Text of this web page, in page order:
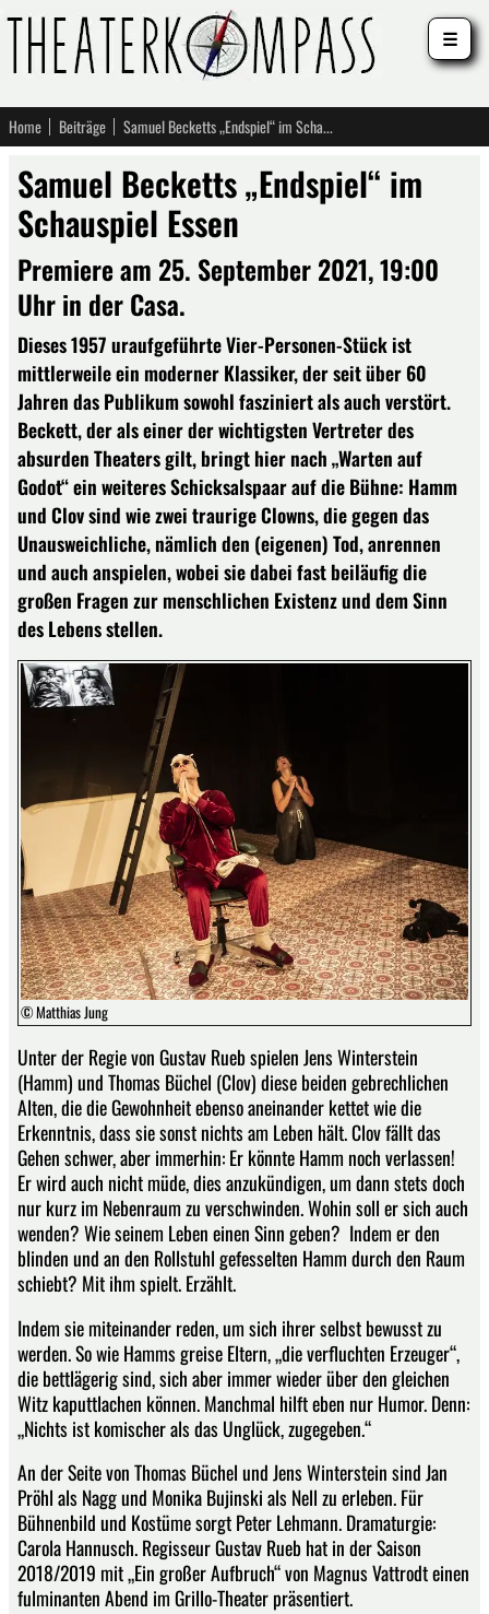
Home Beiträge Samuel Becketts „Endspiel“ im Schauspiel Essen
Samuel Becketts „Endspiel“ im
Schauspiel Essen
Premiere am 25. September 2021, 19:00
Uhr in der Casa.
Dieses 1957 uraufgeführte Vier-Personen-Stück ist
mittlerweile ein moderner Klassiker, der seit über 60
Jahren das Publikum sowohl fasziniert als auch verstört.
Beckett, der als einer der wichtigsten Vertreter des
absurden Theaters gilt, bringt hier nach „Warten auf
Godot“ ein weiteres Schicksalspaar auf die Bühne: Hamm
und Clov sind wie zwei traurige Clowns, die gegen das
Unausweichliche, nämlich den (eigenen) Tod, anrennen
und auch anspielen, wobei sie dabei fast beiläufig die
großen Fragen zur menschlichen Existenz und dem Sinn
des Lebens stellen.
© Matthias Jung
Unter der Regie von Gustav Rueb spielen Jens Winterstein
(Hamm) und Thomas Büchel (Clov) diese beiden gebrechlichen
Alten, die die Gewohnheit ebenso aneinander kettet wie die
Erkenntnis, dass sie sonst nichts am Leben hält. Clov fällt das
Gehen schwer, aber immerhin: Er könnte Hamm noch verlassen!
Er wird auch nicht müde, dies anzukündigen, um dann stets doch
nur kurz im Nebenraum zu verschwinden. Wohin soll er sich auch
wenden? Wie seinem Leben einen Sinn geben? Indem er den
blinden und an den Rollstuhl gefesselten Hamm durch den Raum
schiebt? Mit ihm spielt. Erzählt.
Indem sie miteinander reden, um sich ihrer selbst bewusst zu
werden. So wie Hamms greise Eltern, „die verfluchten Erzeuger“,
die bettlägerig sind, sich aber immer wieder über den gleichen
Witz kaputtlachen können. Manchmal hilft eben nur Humor. Denn:
„Nichts ist komischer als das Unglück, zugegeben.“
An der Seite von Thomas Büchel und Jens Winterstein sind Jan
Pröhl als Nagg und Monika Bujinski als Nell zu erleben. Für
Bühnenbild und Kostüme sorgt Peter Lehmann. Dramaturgie:
Carola Hannusch. Regisseur Gustav Rueb hat in der Saison
2018/2019 mit „Ein großer Aufbruch“ von Magnus Vattrodt einen
fulminanten Abend im Grillo-Theater präsentiert.
☰